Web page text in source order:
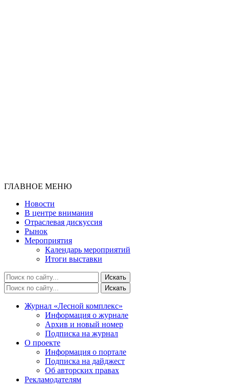
ГЛАВНОЕ МЕНЮ
Новости
В центре внимания
Отраслевая дискуссия
Рынок
Мероприятия
Календарь мероприятий
Итоги выставки
Журнал «Лесной комплекс»
Информация о журнале
Архив и новый номер
Подписка на журнал
О проекте
Информация о портале
Подписка на дайджест
Об авторских правах
Рекламодателям